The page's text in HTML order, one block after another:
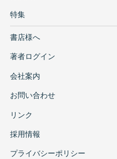
特集
書店様へ
著者ログイン
会社案内
お問い合わせ
リンク
採用情報
プライバシーポリシー